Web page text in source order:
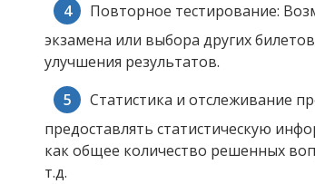
Повторное тестирование:
экзамена или выбора других
улучшения результатов.
Статистика и отслеживание
предоставлять статистическую
как общее количество решенных
т.д.